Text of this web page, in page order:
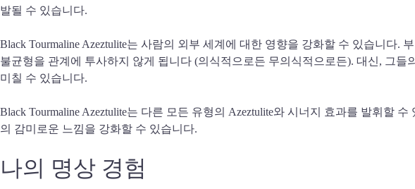
발될 수 있습니다.
Black Tourmaline Azeztulite는 사람의 외부 세계에 대한 영향을 강화할 수 있습니다
불균형을 관계에 투사하지 않게 됩니다 (의식적으로든 무의식적으로든). 대신, 그
미칠 수 있습니다.
Black Tourmaline Azeztulite는 다른 모든 유형의 Azeztulite와 시너지 효과를 발휘할
의 감미로운 느낌을 강화할 수 있습니다.
나의 명상 경험